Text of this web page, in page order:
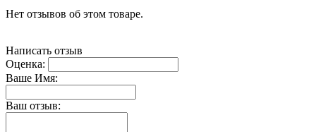
Нет отзывов об этом товаре.
Написать отзыв
Оценка:
Ваше Имя:
Ваш отзыв: